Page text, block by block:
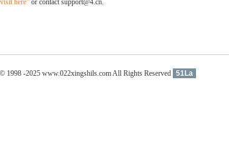
here” or contact support@4.cn.
1998 -2025 www.022xingshils.com All Rights Reserved 51La